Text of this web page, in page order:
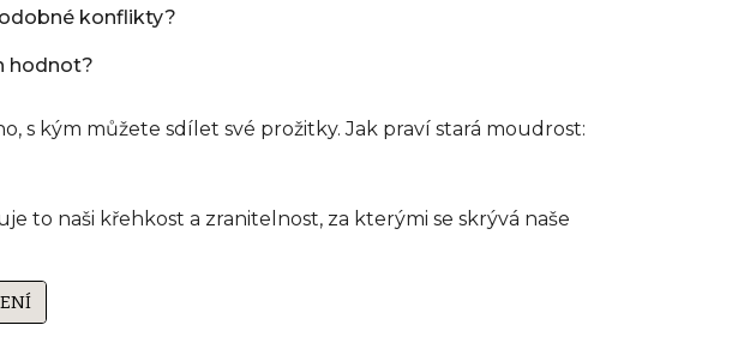
konflikty?
hodnot?
s kým můžete sdílet své prožitky. Jak praví stará moudrost:
to naši křehkost a zranitelnost, za kterými se skrývá naše